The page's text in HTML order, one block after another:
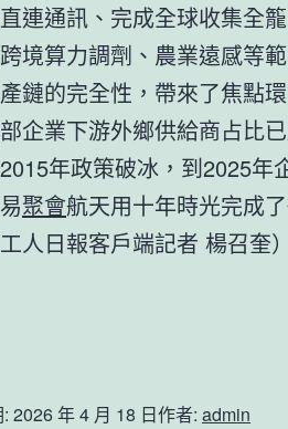
連通訊、完成全球收集全
境算力調劑、農業遠感等範
鏈的完全性，帶來了焦點
企業下游外鄉供給商占比
年政策破冰，到2025年
聚會航天用十年時光完成
人日報客戶端記者 楊召奎）
2026 年 4 月 18 日作者: admin